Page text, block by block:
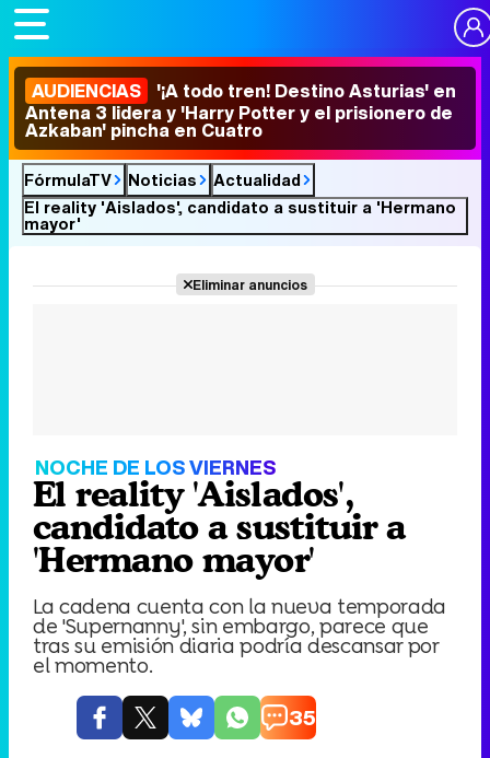
AUDIENCIAS '¡A todo tren! Destino Asturias' en
Antena 3 lidera y 'Harry Potter y el prisionero de
Azkaban' pincha en Cuatro
FórmulaTV Noticias
Actualidad
El reality 'Aislados', candidato a sustituir a 'Hermano
mayor'
Eliminar anuncios
NOCHE DE LOS VIERNES
El reality 'Aislados',
candidato a sustituir a
'Hermano mayor'
La cadena cuenta con la nueva temporada
de 'Supernanny', sin embargo, parece que
tras su emisión diaria podría descansar por
el momento.
35